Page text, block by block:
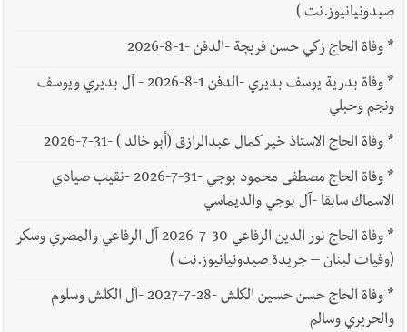
صيدونيانيوز.نت )
*وفاة الحاج زكي حسن فريجة -الدفن -1-8-2026
*
وفاة بدرية يوسف بديري -الدفن 1-8-2026 - آل بديري ويوسف
ونجم وحبلي
*وفاة الحاج الاستاذ خير كمال عبدالرازق (أبو خالد ) -31-7-2026
*
وفاة الحاج مصطفى محمود بوجي -31-7-2026 -نقيب صيادي
الاسماك سابقا -آل بوجي والديماسي
*
وفاة الحاج نور الدين الرفاعي 30-7-2026 آل الرفاعي والمصري وسكر
(وفيات لبنان – جريدة صيدونيانيوز.نت )
*
وفاة الحاج حسن حسين الكلش -28-7-2027 -آل الكلش وسلوم
والحريري وسالم